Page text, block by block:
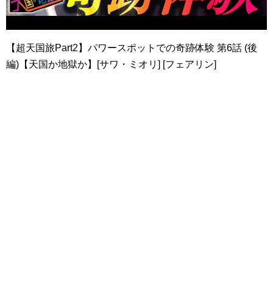
【超天国旅Part2】パワースポットでの奇跡体験 第6話 (後
編)【天国か地獄か】[サワ・ミオリ] [フェアリン]